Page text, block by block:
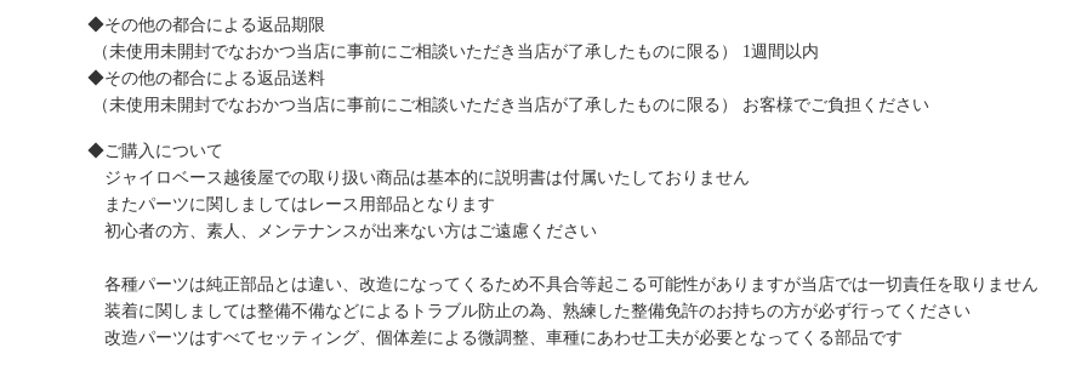
◆その他の都合による返品期限
（未使用未開封でなおかつ当店に事前にご相談いただき当店が了承したものに限る） 1週間以内
◆その他の都合による返品送料
（未使用未開封でなおかつ当店に事前にご相談いただき当店が了承したものに限る） お客様でご負担ください
◆ご購入について
ジャイロベース越後屋での取り扱い商品は基本的に説明書は付属いたしておりません
またパーツに関しましてはレース用部品となります
初心者の方、素人、メンテナンスが出来ない方はご遠慮ください
各種パーツは純正部品とは違い、改造になってくるため不具合等起こる可能性がありますが当店では一切責任を取りません
装着に関しましては整備不備などによるトラブル防止の為、熟練した整備免許のお持ちの方が必ず行ってください
改造パーツはすべてセッティング、個体差による微調整、車種にあわせ工夫が必要となってくる部品です